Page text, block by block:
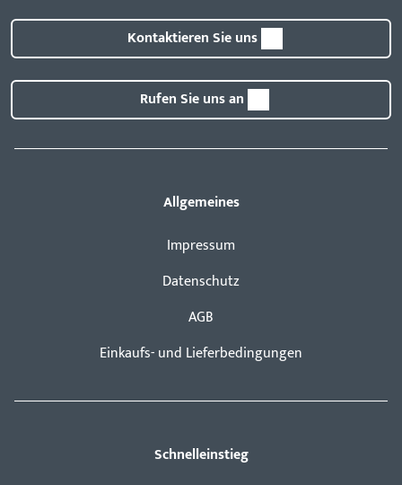
Kontaktieren Sie uns
Rufen Sie uns an
Allgemeines
Impressum
Datenschutz
AGB
Einkaufs- und Lieferbedingungen
Schnelleinstieg